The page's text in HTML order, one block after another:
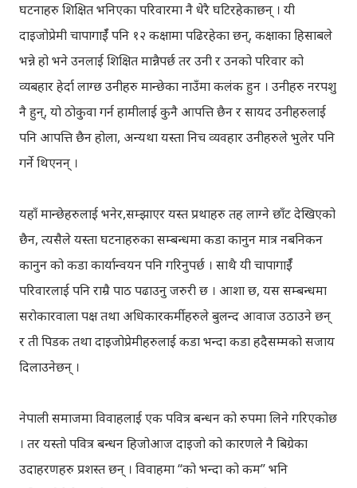
घटनाहरु शिक्षित भनिएका परिवारमा नै धेरै घटिरहेकाछन् । यी
दाइजोप्रेमी चापागाईँ पनि १२ कक्षामा पढिरहेका छन्, कक्षाका हिसाबले
भन्ने हो भने उनलाई शिक्षित मान्नैपर्छ तर उनी र उनको परिवार को
व्यबहार हेर्दा लाग्छ उनीहरु मान्छेका नाउँमा कलंक हुन । उनीहरु नरपशु
नै हुन्, यो ठोकुवा गर्न हामीलाई कुनै आपत्ति छैन र सायद उनीहरुलाई
पनि आपत्ति छैन होला, अन्यथा यस्ता निच व्यवहार उनीहरुले भुलेर पनि
गर्ने थिएनन् ।
यहाँ मान्छेहरुलाई भनेर,सम्झाएर यस्त प्रथाहरु तह लाग्ने छाँट देखिएको
छैन, त्यसैले यस्ता घटनाहरुका सम्बन्धमा कडा कानुन मात्र नबनिकन
कानुन को कडा कार्यान्वयन पनि गरिनुपर्छ । साथै यी चापागाईँ
परिवारलाई पनि राम्रै पाठ पढाउनु जरुरी छ । आशा छ, यस सम्बन्धमा
सरोकारवाला पक्ष तथा अधिकारकर्मीहरुले बुलन्द आवाज उठाउने छन्
र ती पिडक तथा दाइजोप्रेमीहरुलाई कडा भन्दा कडा हदैसम्मको सजाय
दिलाउनेछन् ।
नेपाली समाजमा विवाहलाई एक पवित्र बन्धन को रुपमा लिने गरिएकोछ
। तर यस्तो पवित्र बन्धन हिजोआज दाइजो को कारणले नै बिग्रेका
उदाहरणहरु प्रशस्त छन् । विवाहमा “को भन्दा को कम” भनि